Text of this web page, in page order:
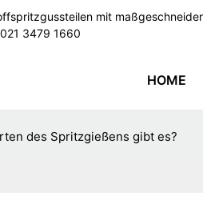
mit
3479 1660
HOME
des Spritzgießens gibt es?